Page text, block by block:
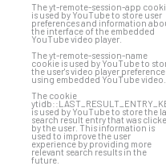
The yt-remote-session-app
is used by YouTube to store user
preferences and information
the interface of the embedded
YouTube video player.
The yt-remote-session-name
cookie is used by YouTube to
the user's video player
using embedded YouTube video.
The cookie
is used by YouTube to store the
search result entry that was
by the user. This information is
used to improve the user
experience by providing more
relevant search results in the
future.